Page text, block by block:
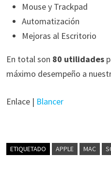
Mouse y Trackpad
Automatización
Mejoras al Escritorio
En total son 80 utilidades
máximo desempeño a
Enlace | Blancer
ETIQUETADO APPLE MAC